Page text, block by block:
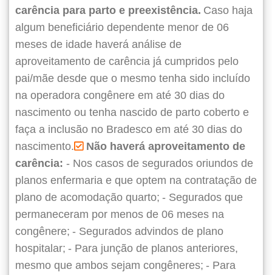
carência para parto e preexistência. Caso haja
algum beneficiário dependente menor de 06
meses de idade haverá análise de
aproveitamento de carência já cumpridos pelo
pai/mãe desde que o mesmo tenha sido incluído
na operadora congênere em até 30 dias do
nascimento ou tenha nascido de parto coberto e
faça a inclusão no Bradesco em até 30 dias do
nascimento.
Não haverá aproveitamento de
carência: - Nos casos de segurados oriundos de
planos enfermaria e que optem na contratação de
plano de acomodação quarto; - Segurados que
permaneceram por menos de 06 meses na
congênere; - Segurados advindos de plano
hospitalar; - Para junção de planos anteriores,
mesmo que ambos sejam congêneres; - Para